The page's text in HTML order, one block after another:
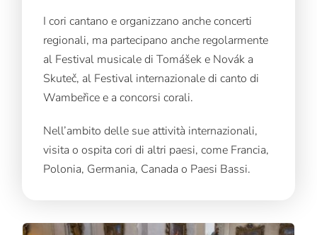
I cori cantano e organizzano anche concerti
regionali, ma partecipano anche regolarmente
al Festival musicale di Tomášek e Novák a
Skuteč, al Festival internazionale di canto di
Wambeřice e a concorsi corali.
Nell’ambito delle sue attività internazionali,
visita o ospita cori di altri paesi, come Francia,
Polonia, Germania, Canada o Paesi Bassi.